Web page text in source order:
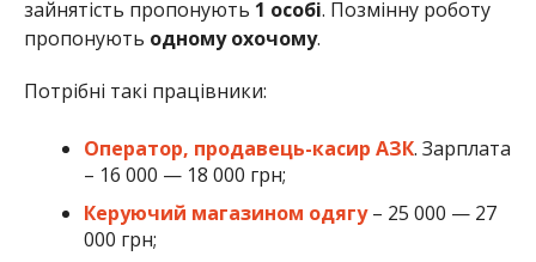
зайнятість пропонують 1 особі. Позмінну роботу
пропонують одному охочому.
Потрібні такі працівники:
Оператор, продавець-касир АЗК. Зарплата
– 16 000 — 18 000 грн;
Керуючий магазином одягу– 25 000 — 27
000 грн;